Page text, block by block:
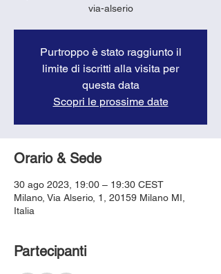
via-alserio
Purtroppo è stato raggiunto il
limite di iscritti alla visita per
questa data
Scopri le prossime date
Orario & Sede
30 ago 2023, 19:00 – 19:30 CEST
Milano, Via Alserio, 1, 20159 Milano MI,
Italia
Partecipanti